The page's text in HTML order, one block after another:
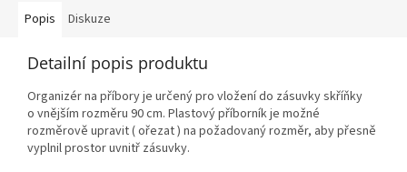
Popis Diskuze
Detailní popis produktu
Organizér na příbory je určený pro vložení do zásuvky skříňky
o vnějším rozměru 90 cm. Plastový příborník je možné
rozměrově upravit ( ořezat ) na požadovaný rozměr, aby přesně
vyplnil prostor uvnitř zásuvky.